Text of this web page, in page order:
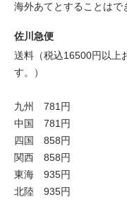
海外あてとすることはで
佐川急便
送料（税込16500円以上
す。）
九州 781円
中国 781円
四国 858円
関西 858円
東海 935円
北陸 935円